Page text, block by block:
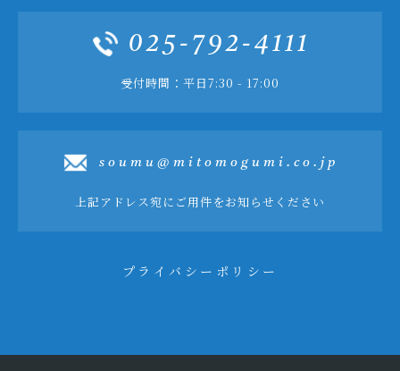
025-792-4111
受付時間：平日7:30 - 17:00
soumu@mitomogumi.co.jp
上記アドレス宛にご用件をお知らせください
プライバシーポリシー